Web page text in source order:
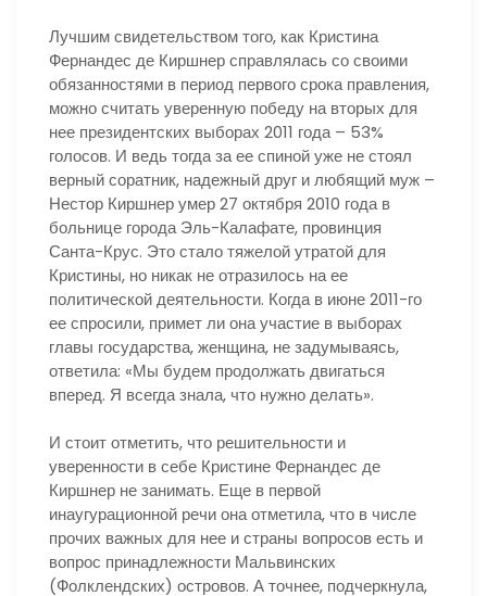
Лучшим свидетельством того, как Кристина
Фернандес де Киршнер справлялась со своими
обязанностями в период первого срока правления,
можно считать уверенную победу на вторых для
нее президентских выборах 2011 года – 53%
голосов. И ведь тогда за ее спиной уже не стоял
верный соратник, надежный друг и любящий муж –
Нестор Киршнер умер 27 октября 2010 года в
больнице города Эль-Калафате, провинция
Санта-Крус. Это стало тяжелой утратой для
Кристины, но никак не отразилось на ее
политической деятельности. Когда в июне 2011-го
ее спросили, примет ли она участие в выборах
главы государства, женщина, не задумываясь,
ответила: «Мы будем продолжать двигаться
вперед. Я всегда знала, что нужно делать».
И стоит отметить, что решительности и
уверенности в себе Кристине Фернандес де
Киршнер не занимать. Еще в первой
инаугурационной речи она отметила, что в числе
прочих важных для нее и страны вопросов есть и
вопрос принадлежности Мальвинских
(Фолклендских) островов. А точнее, подчеркнула,